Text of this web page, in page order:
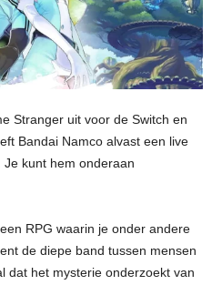
Stranger uit voor de Switch en
Bandai Namco alvast een live
kunt hem onderaan
RPG waarin je onder andere
de diepe band tussen mensen
dat het mysterie onderzoekt van